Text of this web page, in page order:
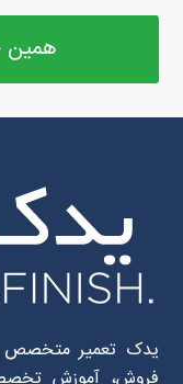
همین
یدک تعمیر متخصص